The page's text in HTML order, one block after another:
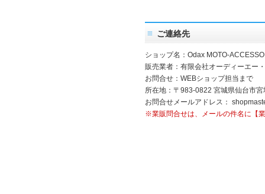
ご連絡先
ショップ名：Odax MOTO-
販売業者：有限会社オーディーエー
お問合せ：WEBショップ担当まで
所在地：〒983-0822 宮城県仙台市
お問合せメールアドレス：
※業販問合せは、メールの件名に【